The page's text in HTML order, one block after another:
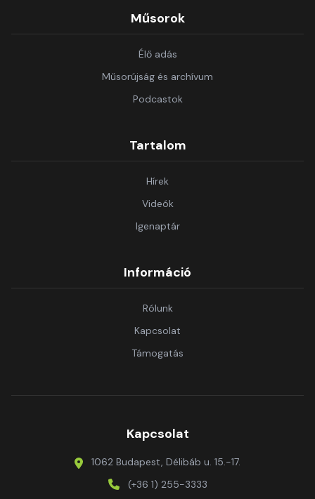
Műsorok
Élő adás
Műsorújság és archívum
Podcastok
Tartalom
Hírek
Videók
Igenaptár
Információ
Rólunk
Kapcsolat
Támogatás
Kapcsolat
1062 Budapest, Délibáb u. 15.-17.
(+36 1) 255-3333